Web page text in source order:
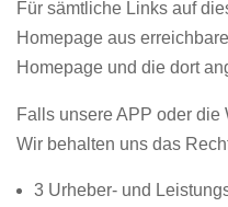
Für sämtliche Links auf
Homepage aus
Homepage und die dort
Falls unsere APP oder
Wir behalten uns das
3 Urheber- und